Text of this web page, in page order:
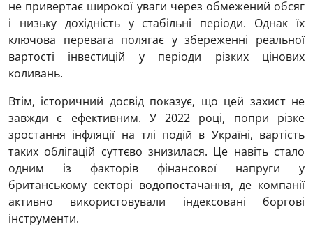
не привертає широкої уваги через обмежений обсяг
і низьку дохідність у стабільні періоди. Однак їх
ключова перевага полягає у збереженні реальної
вартості інвестицій у періоди різких цінових
коливань.
Втім, історичний досвід показує, що цей захист не
завжди є ефективним. У 2022 році, попри різке
зростання інфляції на тлі подій в Україні, вартість
таких облігацій суттєво знизилася. Це навіть стало
одним із факторів фінансової напруги у
британському секторі водопостачання, де компанії
активно використовували індексовані боргові
інструменти.